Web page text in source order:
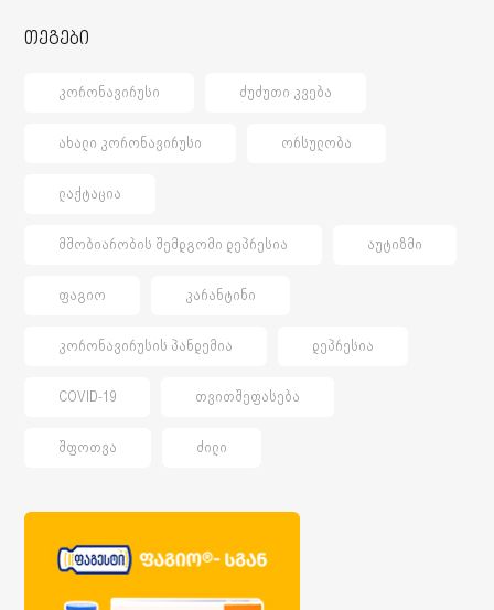
თეგები
ᲙᲝᲠᲝᲜᲐᲕᲘᲠᲣᲡᲘ ᲫᲣᲫᲣᲗᲘ ᲙᲕᲔᲑᲐ
ᲐᲮᲐᲚᲘ ᲙᲝᲠᲝᲜᲐᲕᲘᲠᲣᲡᲘ ᲝᲠᲡᲣᲚᲝᲑᲐ
ᲚᲐᲥᲢᲐᲪᲘᲐ
ᲛᲨᲝᲑᲘᲐᲠᲝᲑᲘᲡ ᲨᲔᲛᲓᲒᲝᲛᲘ ᲓᲔᲞᲠᲔᲡᲘᲐ ᲐᲣᲢᲘᲖᲛᲘ
ᲤᲐᲒᲘᲝ ᲙᲐᲠᲐᲜᲢᲘᲜᲘ
ᲙᲝᲠᲝᲜᲐᲕᲘᲠᲣᲡᲘᲡ ᲞᲐᲜᲓᲔᲛᲘᲐ ᲓᲔᲞᲠᲔᲡᲘᲐ
COVID-19 ᲗᲕᲘᲗᲨᲔᲤᲐᲡᲔᲑᲐ
ᲨᲤᲝᲗᲕᲐ ᲫᲘᲚᲘ